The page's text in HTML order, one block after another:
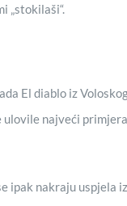
„stokilaši“.
El diablo iz
ulovile najveći
ipak nakraju uspjela